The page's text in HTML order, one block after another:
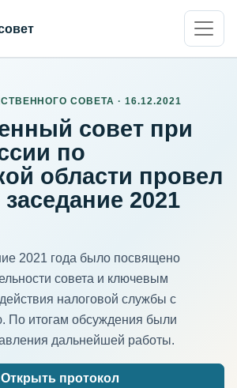
СОВЕТА · 16.12.2021
совет при
по
области провел
2021
2021 года было посвящено
совета и ключевым
налоговой службы с
По итогам обсуждения были
дальнейшей работы.
Открыть протокол